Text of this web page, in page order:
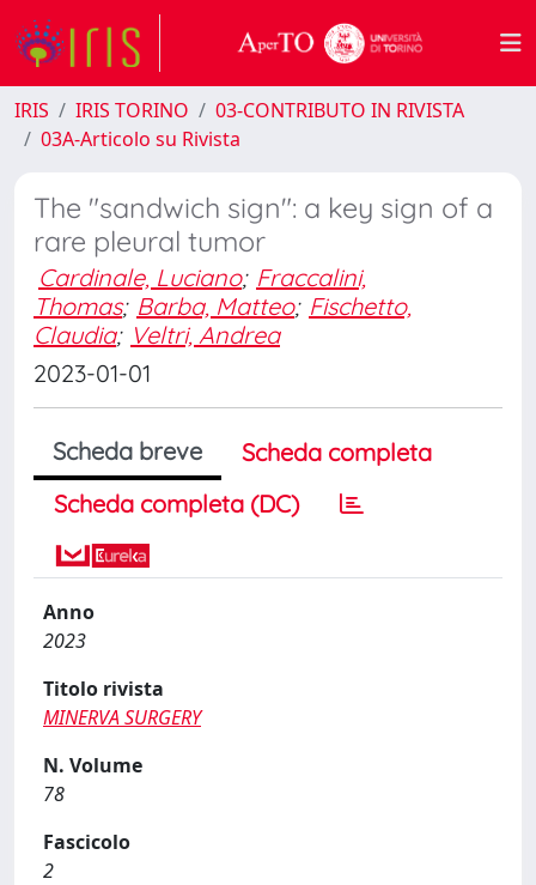
IRIS IRIS TORINO
03-CONTRIBUTO IN RIVISTA
03A-Articolo su Rivista
The "sandwich sign": a key sign of a
rare pleural tumor
Cardinale, Luciano; Fraccalini,
Thomas; Barba, Matteo; Fischetto,
Claudia; Veltri, Andrea
2023-01-01
Scheda breve
Scheda completa
Scheda completa (DC)
Anno
2023
Titolo rivista
MINERVA SURGERY
N. Volume
78
Fascicolo
2